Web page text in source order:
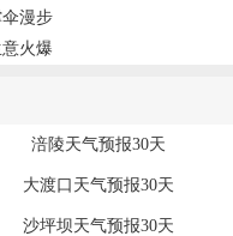
漫步
火爆
涪陵天气预报30天
大渡口天气预报30天
沙坪坝天气预报30天